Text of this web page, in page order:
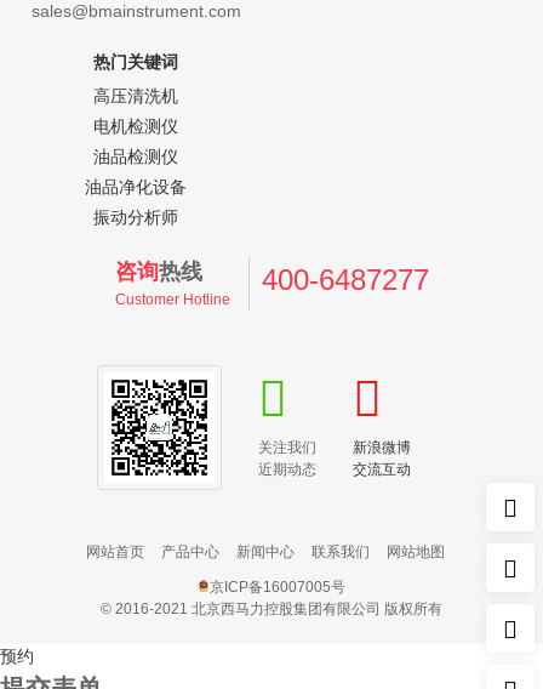
sales@bmainstrument.com
热门关键词
高压清洗机
电机检测仪
油品检测仪
油品净化设备
振动分析师
咨询热线
Customer Hotline
400-6487277
关注我们
近期动态
新浪微博
交流互动
网站首页 产品中心 新闻中心 联系我们 网站地图
京ICP备16007005号
© 2016-2021 北京西马力控股集团有限公司 版权所有
预约